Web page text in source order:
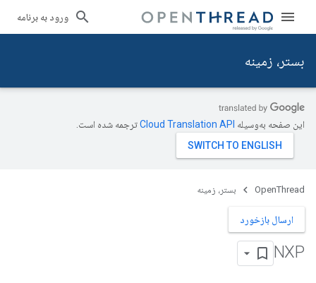
ورود به برنامه
بستر، زمینه
این صفحه به‌وسیله ترجمه شده است.
OpenThread بستر، زمینه
ارسال بازخورد
NXP